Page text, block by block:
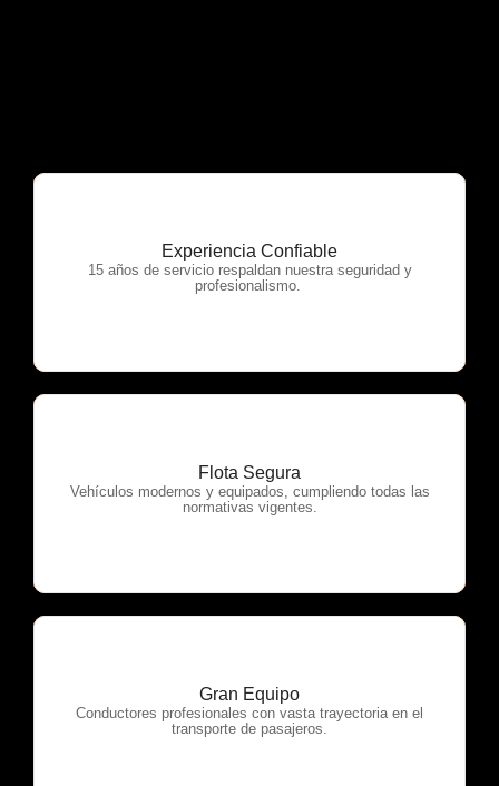
Experiencia Confiable
15 años de servicio respaldan nuestra seguridad y
profesionalismo.
OTP Servicios
Flota Segura
Vehículos modernos y equipados, cumpliendo todas las
normativas vigentes.
OTP Servicios
Gran Equipo
Conductores profesionales con vasta trayectoria en el
transporte de pasajeros.
OTP Servicios